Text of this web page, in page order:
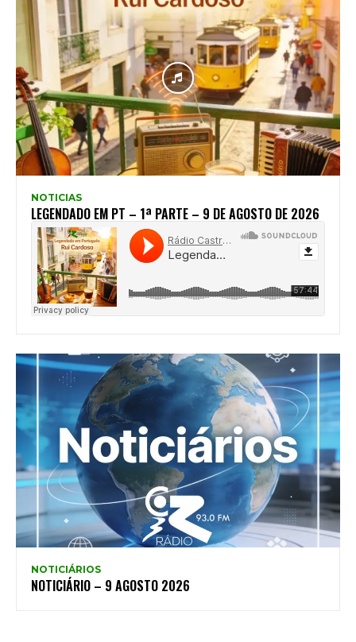
NOTICIAS
LEGENDADO EM PT – 1ª PARTE – 9 DE AGOSTO DE 2026
NOTICIÁRIOS
NOTICIÁRIO – 9 AGOSTO 2026